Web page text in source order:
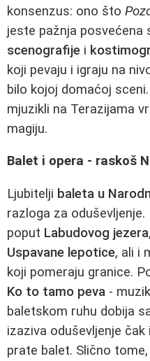
konsenzus: ono što
jeste pažnja posvećena
scenografije i
koji pevaju i igraju na
bilo kojoj domaćoj
mjuzikli na Terazijama
magiju.
Balet i opera - raskoš
Ljubitelji baleta u
razloga za
poput Labudovog jezera,
Uspavane lepotice, ali i
koji pomeraju granice.
Ko to tamo peva -
baletskom ruhu dobija
izaziva oduševljenje
prate balet. Slično tome,